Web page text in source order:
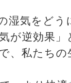
湿気をど
が逆効果
、私たちの